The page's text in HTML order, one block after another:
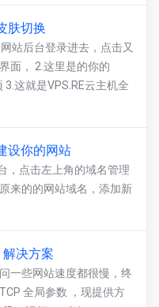
肤切换
站后台登录进去，点击又
面， 2.这里是的你的
这就是VPS.RE云主机全
设你的网站
，点击左上角的域名管理
来的的网站域名，添加新
决方案
一些网站速度都很慢，终
全局参数 ，现提供方